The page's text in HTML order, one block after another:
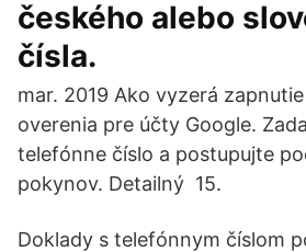
českého alebo
čísla.
mar. 2019 Ako vyzerá
overenia pre účty Google.
telefónne číslo a postupujte
pokynov. Detailný 15.
Doklady s telefónnym číslom